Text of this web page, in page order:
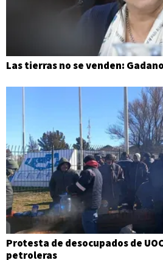
Las tierras no se venden:
Protesta de desocupados de
petroleras